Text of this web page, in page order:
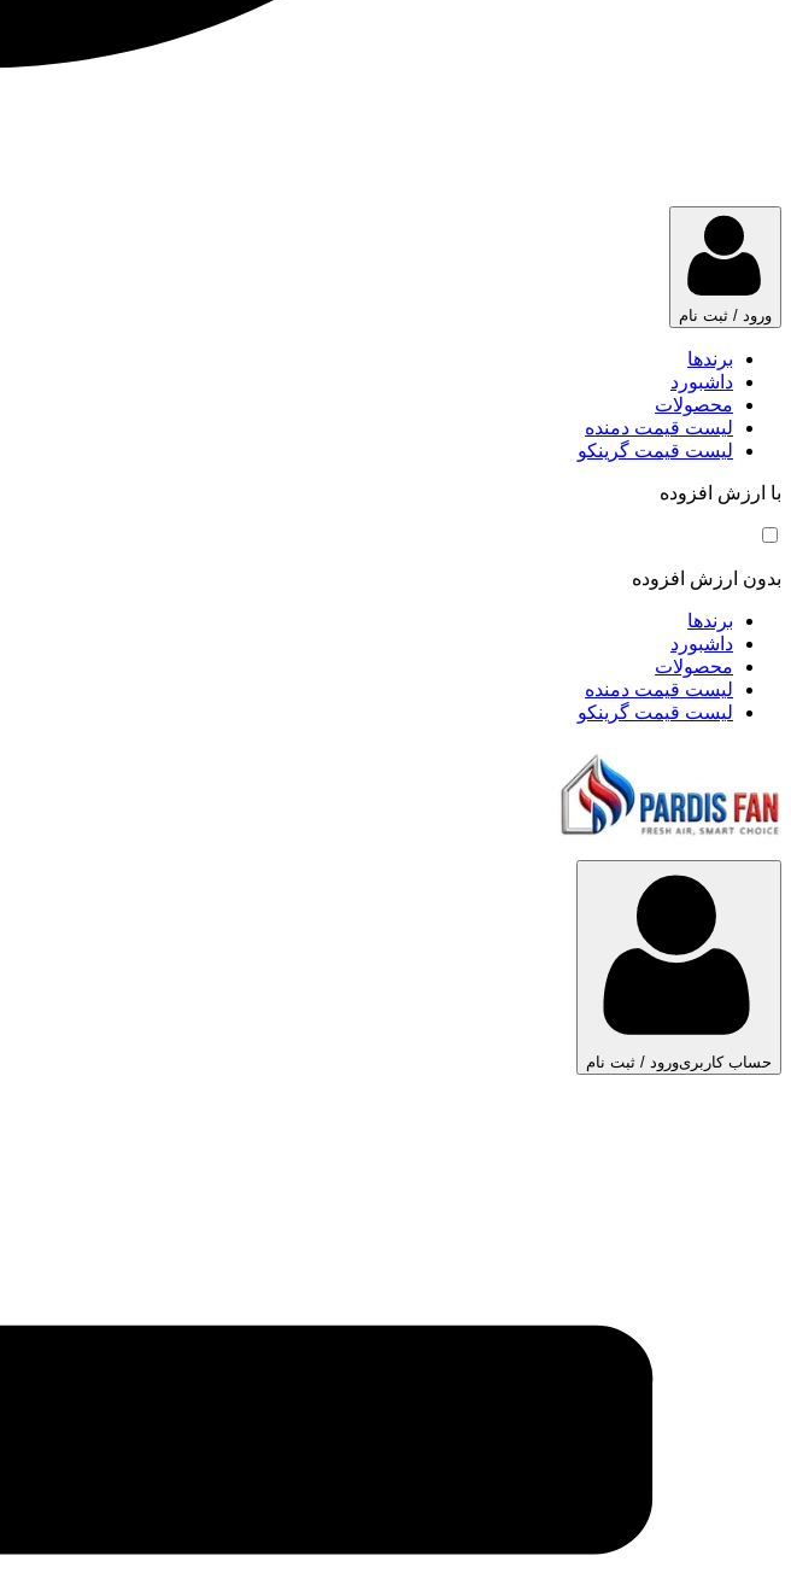
ورود / ثبت نام
برندها
داشبورد
محصولات
لیست قیمت دمنده
لیست قیمت گرینکو
با ارزش افزوده
بدون ارزش افزوده
برندها
داشبورد
محصولات
لیست قیمت دمنده
لیست قیمت گرینکو
حساب کاربریورود / ثبت نام